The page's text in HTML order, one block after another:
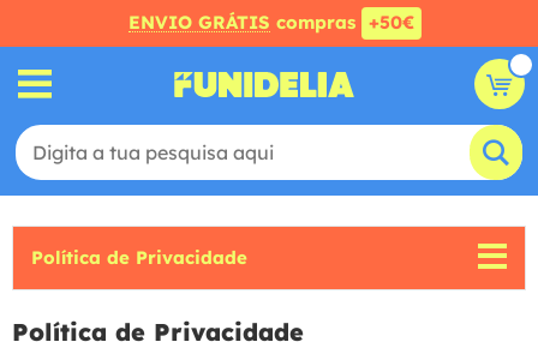
ENVIO GRÁTIS compras +50€
Política de Privacidade
Política de Privacidade